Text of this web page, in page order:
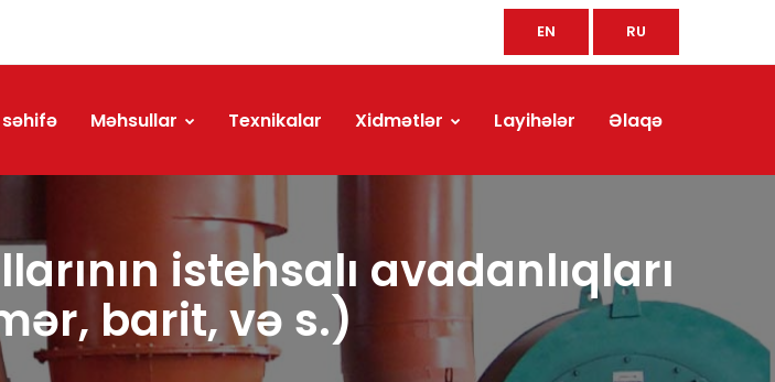
EN RU
Məhsullar Texnikalar Xidmətlər Layihələr Əlaqə
istehsalı avadanlıqları
barit, və s.)